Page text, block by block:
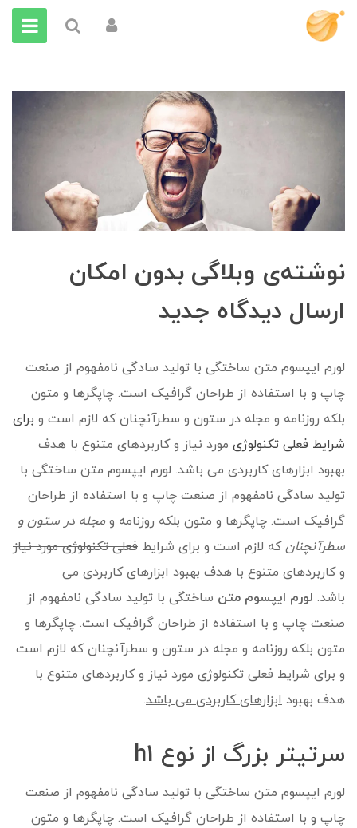
نوشته‌ی وبلاگی بدون امکان
ارسال دیدگاه جدید
لورم ایپسوم متن ساختگی با تولید سادگی نامفهوم از صنعت
چاپ و با استفاده از طراحان گرافیک است. چاپگرها و متون
بلکه روزنامه و مجله در ستون و سطرآنچنان که لازم است و برای
شرایط فعلی تکنولوژی مورد نیاز و کاربردهای متنوع با هدف
بهبود ابزارهای کاربردی می باشد. لورم ایپسوم متن ساختگی با
تولید سادگی نامفهوم از صنعت چاپ و با استفاده از طراحان
گرافیک است. چاپگرها و متون بلکه روزنامه ومجله در ستون و
سطرآنچنانکه لازم است و برای شرایط فعلی تکنولوژی مورد نیاز
وکاربردهای متنوع با هدف بهبود ابزارهای کاربردی می
باشد. لورم ایپسوم متن ساختگی با تولید سادگی نامفهوم از
صنعت چاپ و با استفاده از طراحان گرافیک است. چاپگرها و
متون بلکه روزنامه و مجله در ستون و سطرآنچنان که لازم است
و برای شرایط فعلی تکنولوژی مورد نیاز و کاربردهای متنوع با
هدف بهبود ابزارهای کاربردی می باشد.
سرتیتر بزرگ از نوع h1
لورم ایپسوم متن ساختگی با تولید سادگی نامفهوم از صنعت
چاپ و با استفاده از طراحان گرافیک است. چاپگرها و متون